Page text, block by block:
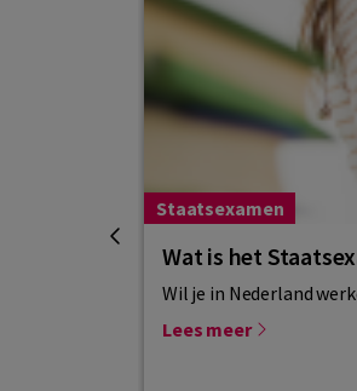
Staatsexamen
Wat is het
Wil je in Nederland
Lees meer